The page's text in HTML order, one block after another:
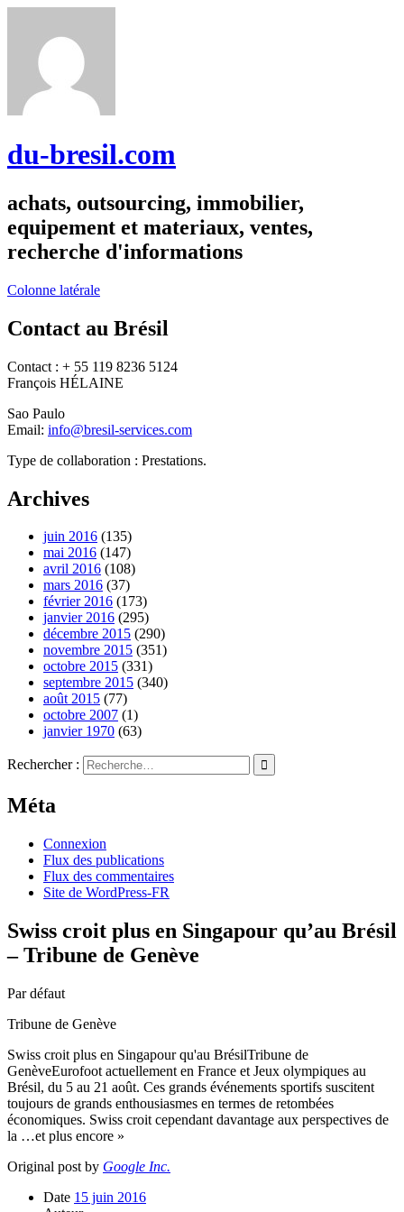
du-bresil.com
achats, outsourcing, immobilier,
equipement et materiaux, ventes,
recherche d'informations
Colonne latérale
Contact au Brésil
Contact : + 55 119 8236 5124
François HÉLAINE
Sao Paulo
Email: info@bresil-services.com
Type de collaboration : Prestations.
Archives
juin 2016 (135)
mai 2016 (147)
avril 2016 (108)
mars 2016 (37)
février 2016 (173)
janvier 2016 (295)
décembre 2015 (290)
novembre 2015 (351)
octobre 2015 (331)
septembre 2015 (340)
août 2015 (77)
octobre 2007 (1)
janvier 1970 (63)
Rechercher :
Méta
Connexion
Flux des publications
Flux des commentaires
Site de WordPress-FR
Swiss croit plus en Singapour qu’au Brésil
– Tribune de Genève
Par défaut
Tribune de Genève
Swiss croit plus en Singapour qu'au BrésilTribune de
GenèveEurofoot actuellement en France et Jeux olympiques au
Brésil, du 5 au 21 août. Ces grands événements sportifs suscitent
toujours de grands enthousiasmes en termes de retombées
économiques. Swiss croit cependant davantage aux perspectives de
la …et plus encore »
Original post by Google Inc.
Date 15 juin 2016